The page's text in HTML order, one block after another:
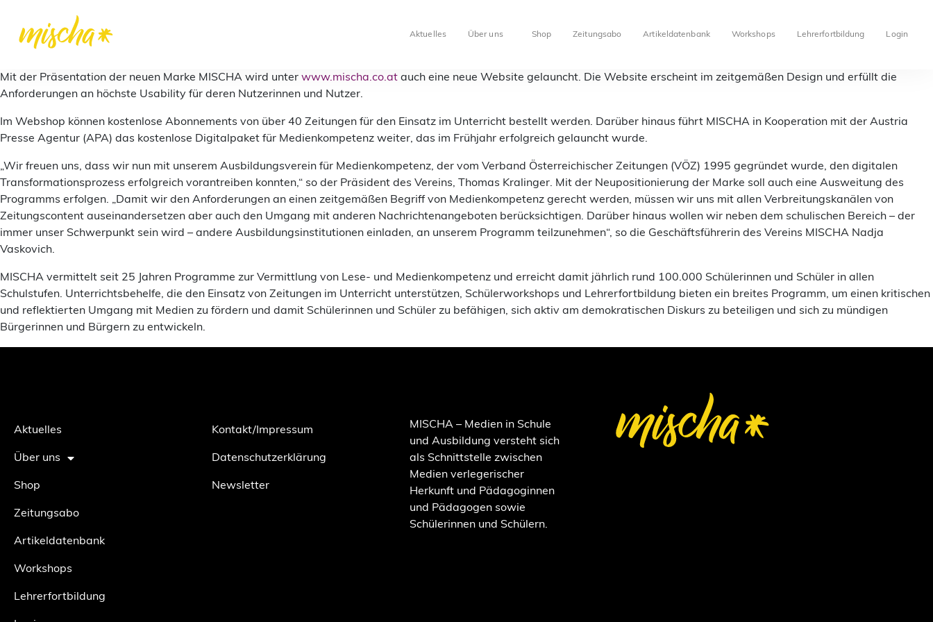
Aktuelles Über uns Shop Zeitungsabo Artikeldatenbank Workshops Lehrerfortbildung Login
Mit der Präsentation der neuen Marke MISCHA wird unter www.mischa.co.at auch eine neue Website gelauncht. Die Website erscheint im zeitgemäßen Design und erfüllt die
Anforderungen an höchste Usability für deren Nutzerinnen und Nutzer.
Im Webshop können kostenlose Abonnements von über 40 Zeitungen für den Einsatz im Unterricht bestellt werden. Darüber hinaus führt MISCHA in Kooperation mit der Austria
Presse Agentur (APA) das kostenlose Digitalpaket für Medienkompetenz weiter, das im Frühjahr erfolgreich gelauncht wurde.
„Wir freuen uns, dass wir nun mit unserem Ausbildungsverein für Medienkompetenz, der vom Verband Österreichischer Zeitungen (VÖZ) 1995 gegründet wurde, den digitalen
Transformationsprozess erfolgreich vorantreiben konnten,“ so der Präsident des Vereins, Thomas Kralinger. Mit der Neupositionierung der Marke soll auch eine Ausweitung des
Programms erfolgen. „Damit wir den Anforderungen an einen zeitgemäßen Begriff von Medienkompetenz gerecht werden, müssen wir uns mit allen Verbreitungskanälen von
Zeitungscontent auseinandersetzen aber auch den Umgang mit anderen Nachrichtenangeboten berücksichtigen. Darüber hinaus wollen wir neben dem schulischen Bereich – der
immer unser Schwerpunkt sein wird – andere Ausbildungsinstitutionen einladen, an unserem Programm teilzunehmen“, so die Geschäftsführerin des Vereins MISCHA Nadja
Vaskovich.
MISCHA vermittelt seit 25 Jahren Programme zur Vermittlung von Lese- und Medienkompetenz und erreicht damit jährlich rund 100.000 Schülerinnen und Schüler in allen
Schulstufen. Unterrichtsbehelfe, die den Einsatz von Zeitungen im Unterricht unterstützen, Schülerworkshops und Lehrerfortbildung bieten ein breites Programm, um einen kritischen
und reflektierten Umgang mit Medien zu fördern und damit Schülerinnen und Schüler zu befähigen, sich aktiv am demokratischen Diskurs zu beteiligen und sich zu mündigen
Bürgerinnen und Bürgern zu entwickeln.
Aktuelles
Über uns
Shop
Zeitungsabo
Artikeldatenbank
Workshops
Lehrerfortbildung
Kontakt/Impressum
Datenschutzerklärung
Newsletter
MISCHA – Medien in Schule
und Ausbildung versteht sich
als Schnittstelle zwischen
Medien verlegerischer
Herkunft und Pädagoginnen
und Pädagogen sowie
Schülerinnen und Schülern.